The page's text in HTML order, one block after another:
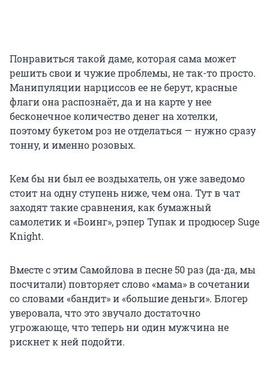
Понравиться такой даме, которая сама может
решить свои и чужие проблемы, не так-то просто.
Манипуляции нарциссов ее не берут, красные
флаги она распознаёт, да и на карте у нее
бесконечное количество денег на хотелки,
поэтому букетом роз не отделаться — нужно сразу
тонну, и именно розовых.
Кем бы ни был ее воздыхатель, он уже заведомо
стоит на одну ступень ниже, чем она. Тут в чат
заходят такие сравнения, как бумажный
самолетик и «Боинг», рэпер Тупак и продюсер Suge
Knight.
Вместе с этим Самойлова в песне 50 раз (да-да, мы
посчитали) повторяет слово «мама» в сочетании
со словами «бандит» и «большие деньги». Блогер
уверовала, что это звучало достаточно
угрожающе, что теперь ни один мужчина не
рискнет к ней подойти.